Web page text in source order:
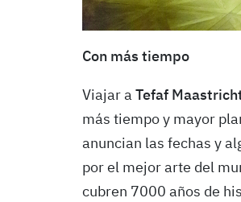
Con más tiempo
Viajar a Tefaf
más tiempo y mayor
anuncian las fechas y
por el mejor arte del
cubren 7000 años de